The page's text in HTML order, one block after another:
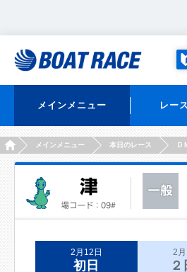
メインメニュー レー
HOMEメインメニュー 本日のレース Ｄ
2月12日
初日
2
２